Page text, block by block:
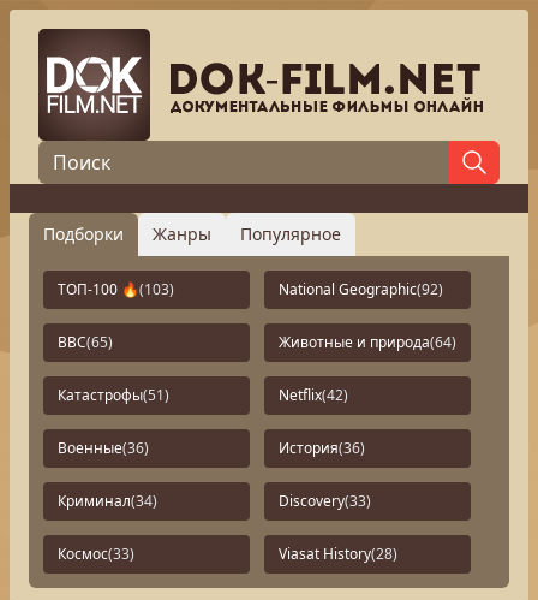
Подборки Жанры Популярное
ТОП-100 🔥(103) National Geographic(92)
BBC(65) Животные и природа(64)
Катастрофы(51) Netflix(42)
Военные(36) История(36)
Криминал(34) Discovery(33)
Космос(33) Viasat History(28)